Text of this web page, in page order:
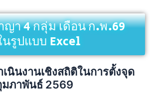
า 4 กลุ่ม เดือน ก.พ.69
นรูปแบบ Excel
นินงานเชิงสถิติในการตั้งจุด
มภาพันธ์ 2569